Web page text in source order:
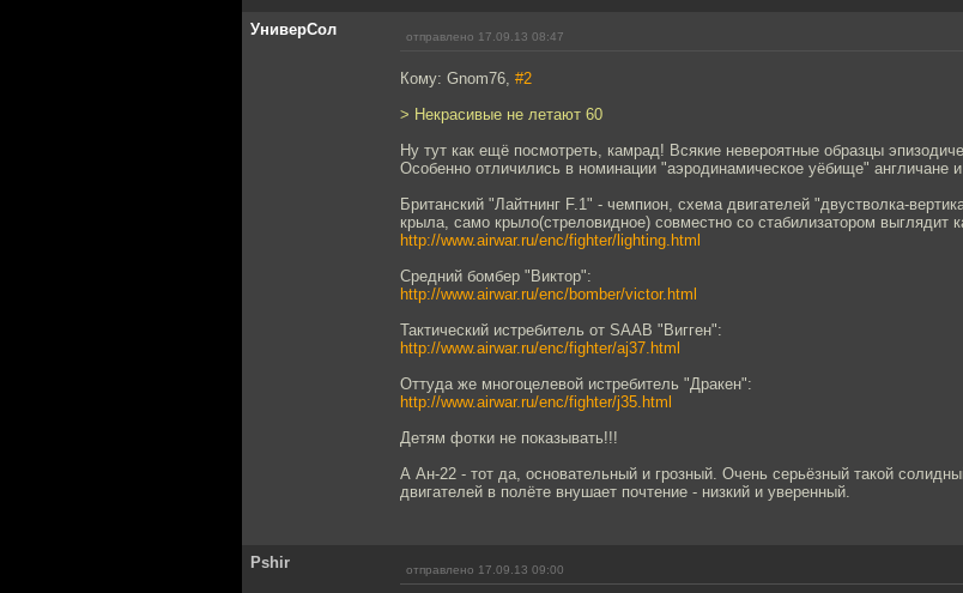
УниверСол отправлено 17.09.13 08:47
Кому: Gnom76, #2
> Некрасивые не летают 60
Ну тут как ещё посмотреть, камрад! Всякие невероятные образцы
Особенно отличились в номинации "аэродинамическое уёбище" англичане
Британский "Лайтнинг F.1" - чемпион, схема двигателей "двустволка-
крыла, само крыло(стреловидное) совместно со стабилизатором выглядит
http://www.airwar.ru/enc/fighter/lighting.html
Средний бомбер "Виктор":
http://www.airwar.ru/enc/bomber/victor.html
Тактический истребитель от SАAB "Вигген":
http://www.airwar.ru/enc/fighter/aj37.html
Оттуда же многоцелевой истребитель "Дракен":
http://www.airwar.ru/enc/fighter/j35.html
Детям фотки не показывать!!!
А Ан-22 - тот да, основательный и грозный. Очень серьёзный такой
двигателей в полёте внушает почтение - низкий и уверенный.
Pshir отправлено 17.09.13 09:00